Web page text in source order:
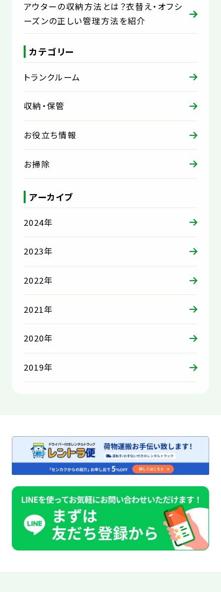
アウターの収納方法とは？衣替え・オフシ
ーズンの正しい管理方法を紹介
カテゴリー
トランクルーム
収納・保管
お役立ち情報
お掃除
アーカイブ
2024年
2023年
2022年
2021年
2020年
2019年